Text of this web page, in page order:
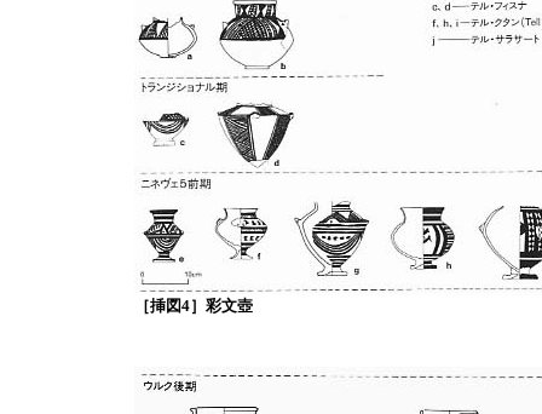
［挿図4］彩文壺